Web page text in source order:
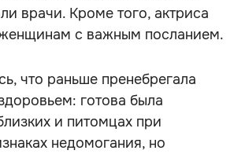
врачи. Кроме того, актриса
с важным посланием.
что раньше пренебрегала
готова была
и питомцах при
недомогания, но